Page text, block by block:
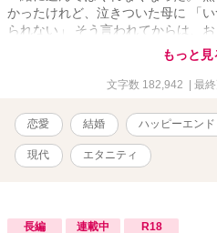
かったけれど、泣きついた母に 「
られない」 そう言われてからは、
辛くて、自分からお兄ちゃんを避
なぜかお兄ちゃんが私の家庭教師
するか？ 小さい頃よく言ってたよ
業と同時に結婚！ 幸せいっぱいな
も別居生活が待っていた。 ようや
ら、今度は私の友人と浮気疑惑。
言っていたの？ どうして私と結婚
タ、ベリーズカフェにも同タイトル
もっと見
文字数 182,942 | 最
恋愛 結婚 ハッピーエンド
現代 エタニティ
長編 連載中 R18